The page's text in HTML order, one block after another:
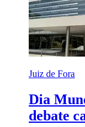
Juiz de Fora
Dia
debate